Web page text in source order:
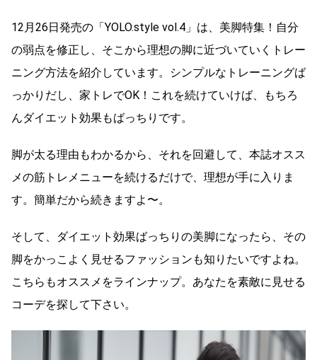
12月26日発売の「YOLO.style vol.4」は、美脚特集！自分
の弱点を修正し、そこから理想の脚に近づいていくトレー
ニング方法を紹介しています。シンプルなトレーニングば
っかりだし、家トレでOK！これを続けていけば、もちろ
んダイエット効果もばっちりです。
脚が太る理由もわかるから、それを回避して、本誌オスス
メの筋トレメニューを続けるだけで、理想が手に入りま
す。簡単だから続きますよ〜。
そして、ダイエット効果ばっちりの美脚になったら、その
脚をかっこよく見せるファッションも知りたいですよね。
こちらもオススメをラインナップ。あなたを素敵に見せる
コーデを探して下さい。